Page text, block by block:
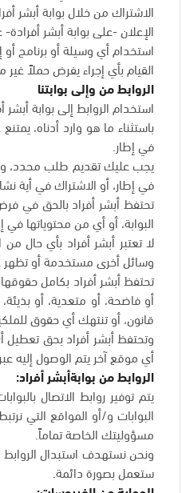
الاشتراك من خلال بوابة أبشر
الإعلان -على بوابة أبشر
استخدام أي وسيلة أو برنامج أو
القيام بأي إجراء يفرض حملاً غير
الروابط من وإلى بوابتنا
استخدام الروابط إلى بوابة أبشر
باستثناء ما هو وارد أدناه،
في إطار.
يجب عليك تقديم طلب محدد،
في إطار، أو الاشتراك في أية
تحتفظ أبشر أفراد بالحق في
البوابة، أو أي من محتوياتها في
لا تعتبر أبشر أفراد بأي حال
وسائل أخرى مستخدمة أو تظهر
تحتفظ أبشر أفراد بكامل
أو فاضحة، أو متعدية، أو
قانون، أو تنتهك أي حقوق
وتحتفظ أبشر أفراد بحق تعطيل
أي موقع آخر يتم الوصول إليه
الروابط من بوابةأبشر أفراد:
يتم توفير روابط الاتصال
البوابات و/أو المواقع التي
مسؤوليتك الخاصة تماماً.
ونحن نستهدف استبدال الروابط
ستعمل بصورة دائمة.